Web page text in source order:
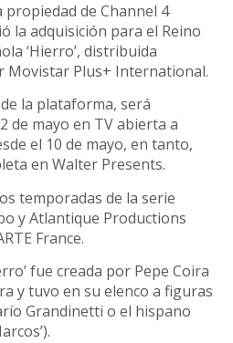
de Channel 4
la adquisición para el Reino
‘Hierro’, distribuida
Movistar Plus+ International.
la plataforma, será
de mayo en TV abierta a
el 10 de mayo, en tanto,
en Walter Presents.
temporadas de la serie
y Atlantique Productions
France.
fue creada por Pepe Coira
y tuvo en su elenco a figuras
Grandinetti o el hispano